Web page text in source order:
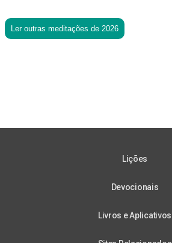
Ler outras meditações de 2026
Lições
Devocionais
Livros e Aplicativos